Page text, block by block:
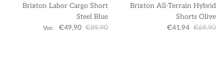
Brixton Labor Cargo Short
Steel Blue
Von €49,90 €89,90
Brixton All-Terrain Hybrid
Shorts Olive
€41,94 €69,90